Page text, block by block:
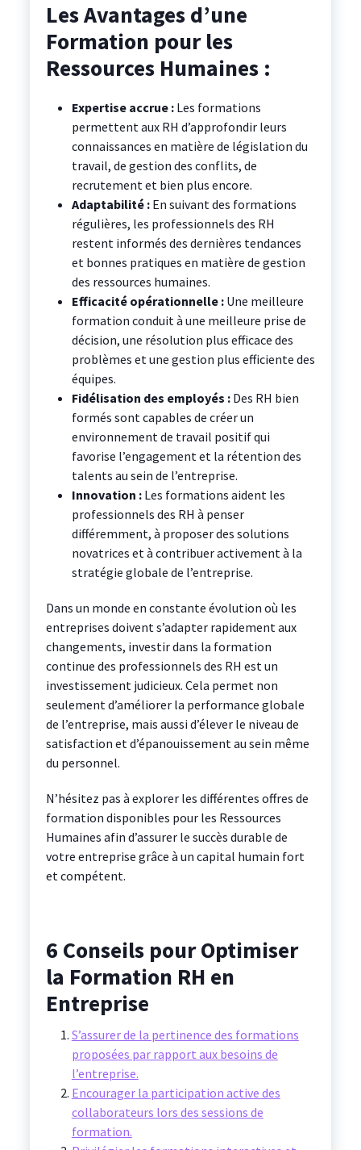
Les Avantages d’une
Formation pour les
Ressources Humaines :
Expertise accrue :Les formations
permettent aux RH d’approfondir leurs
connaissances en matière de législation du
travail, de gestion des conflits, de
recrutement et bien plus encore.
Adaptabilité :En suivant des formations
régulières, les professionnels des RH
restent informés des dernières tendances
et bonnes pratiques en matière de gestion
des ressources humaines.
Efficacité opérationnelle :Une meilleure
formation conduit à une meilleure prise de
décision, une résolution plus efficace des
problèmes et une gestion plus efficiente des
équipes.
Fidélisation des employés :Des RH bien
formés sont capables de créer un
environnement de travail positif qui
favorise l’engagement et la rétention des
talents au sein de l’entreprise.
Innovation :Les formations aident les
professionnels des RH à penser
différemment, à proposer des solutions
novatrices et à contribuer activement à la
stratégie globale de l’entreprise.
Dans un monde en constante évolution où les
entreprises doivent s’adapter rapidement aux
changements, investir dans la formation
continue des professionnels des RH est un
investissement judicieux. Cela permet non
seulement d’améliorer la performance globale
de l’entreprise, mais aussi d’élever le niveau de
satisfaction et d’épanouissement au sein même
du personnel.
N’hésitez pas à explorer les différentes offres de
formation disponibles pour les Ressources
Humaines afin d’assurer le succès durable de
votre entreprise grâce à un capital humain fort
et compétent.
6 Conseils pour Optimiser
la Formation RH en
Entreprise
S’assurer de la pertinence des formations
proposées par rapport aux besoins de
l’entreprise.
Encourager la participation active des
collaborateurs lors des sessions de
formation.